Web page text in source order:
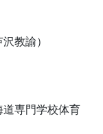
教諭）
専門学校体育